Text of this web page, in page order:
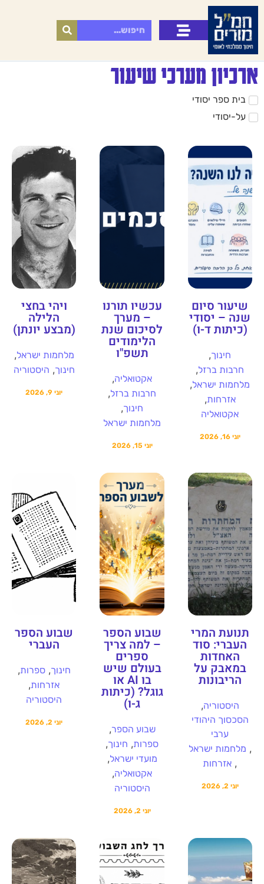
ארכיון מערכי שיעור
בית ספר יסודי
על-יסודי
שיעור סיום
שנה – יסודי
(כיתות ד-ו)
חינוך,
חרבות ברזל,
מלחמות ישראל,
אזרחות,
אקטואליה
יוני 16, 2026
עכשיו תורנו
– מערך
לסיכום שנת
הלימודים
תשפ"ו
אקטואליה,
חרבות ברזל,
חינוך,
מלחמות ישראל
יוני 15, 2026
ויהי בחצי
הלילה
(מבצע יונתן)
מלחמות ישראל,
חינוך, היסטוריה
יוני 9, 2026
תנועת המרי
העברי: סוד
האחדות
במאבק על
הריבונות
היסטוריה,
הסכסוך היהודי
ערבי
, מלחמות ישראל
, אזרחות
יוני 2, 2026
שבוע הספר
– למה צריך
ספרים
בעולם שיש
בו AI או
גוגל? (כיתות
ג-ו)
שבוע הספר,
ספרות, חינוך,
מועדי ישראל,
אקטואליה,
היסטוריה
יוני 2, 2026
שבוע הספר
העברי
חינוך, ספרות,
אזרחות,
היסטוריה
יוני 2, 2026